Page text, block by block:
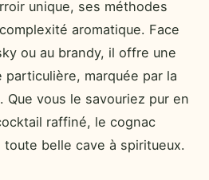
unique, ses méthodes
aromatique. Face
ou au brandy, il offre une
marquée par la
Que vous le savouriez pur en
raffiné, le cognac
belle cave à spiritueux.